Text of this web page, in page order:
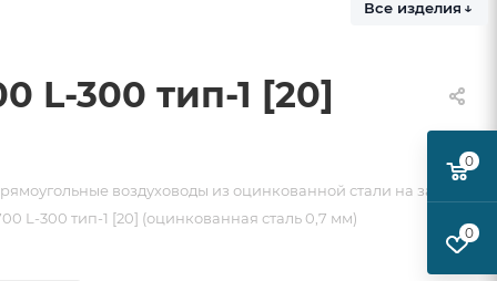
Все изделия ↓
L-300 тип-1 [20]
воздуховоды из оцинкованной стали на заказ
L-300 тип-1 [20] (оцинкованная сталь 0,7 мм)
0
0